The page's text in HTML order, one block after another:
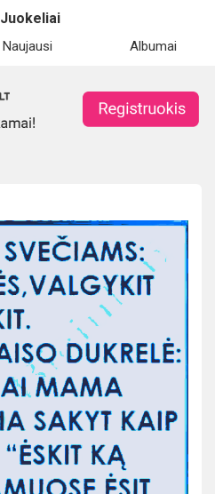
Juokeliai
Naujausi Albumai